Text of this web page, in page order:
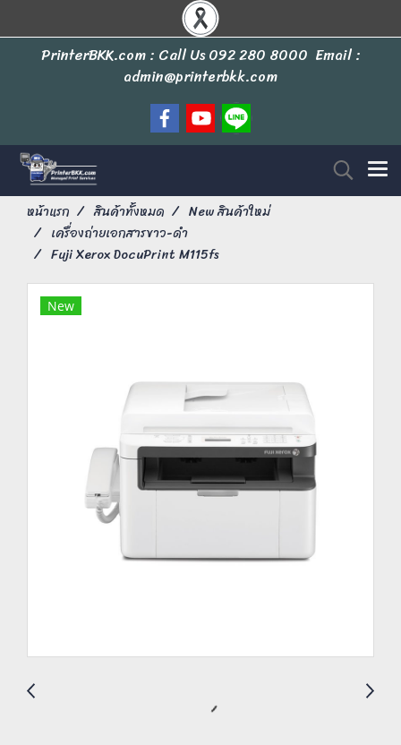
PrinterBKK.com : Call Us092 280 8000 Email :
admin@printerbkk.com
หน้าแรก สินค้าทั้งหมด
New สินค้าใหม่
เครื่องถ่ายเอกสารขาว-ดำ
Fuji Xerox DocuPrint M115fs
New